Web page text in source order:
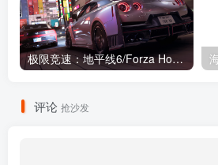
极限竞速：地平线6/Forza Horizon 6（更新尊享正式版+全DLC+全中文语音+日语氛围）
评论 抢沙发